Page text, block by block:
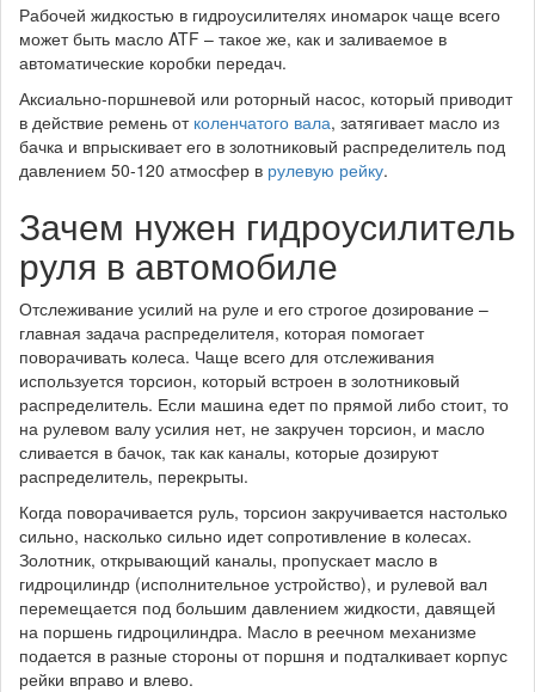
Рабочей жидкостью в гидроусилителях иномарок чаще всего
может быть масло ATF – такое же, как и заливаемое в
автоматические коробки передач.
Аксиально-поршневой или роторный насос, который приводит
в действие ремень от коленчатого вала, затягивает масло из
бачка и впрыскивает его в золотниковый распределитель под
давлением 50-120 атмосфер в рулевую рейку.
Зачем нужен гидроусилитель
руля в автомобиле
Отслеживание усилий на руле и его строгое дозирование –
главная задача распределителя, которая помогает
поворачивать колеса. Чаще всего для отслеживания
используется торсион, который встроен в золотниковый
распределитель. Если машина едет по прямой либо стоит, то
на рулевом валу усилия нет, не закручен торсион, и масло
сливается в бачок, так как каналы, которые дозируют
распределитель, перекрыты.
Когда поворачивается руль, торсион закручивается настолько
сильно, насколько сильно идет сопротивление в колесах.
Золотник, открывающий каналы, пропускает масло в
гидроцилиндр (исполнительное устройство), и рулевой вал
перемещается под большим давлением жидкости, давящей
на поршень гидроцилиндра. Масло в реечном механизме
подается в разные стороны от поршня и подталкивает корпус
рейки вправо и влево.